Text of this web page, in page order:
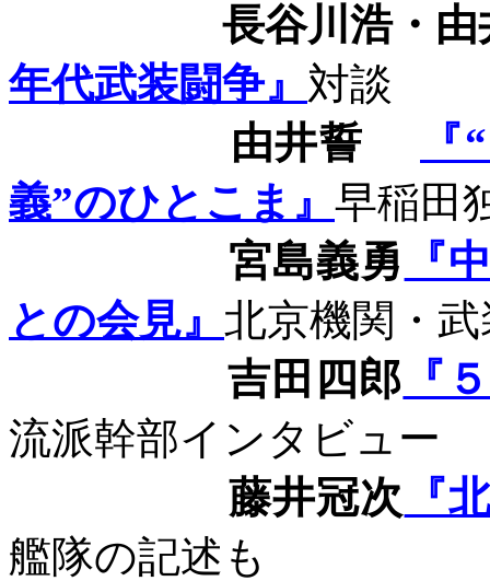
長谷川浩・由
年代武装闘争』 対談
由井誓
義”のひとこま』 早稲田
宮島義勇
『
との会見』 北京機関・
吉田四郎 『
流派幹部インタビュー
藤井冠次 『
艦隊の記述も